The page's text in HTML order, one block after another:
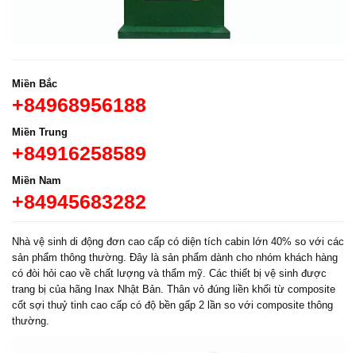
Miền Bắc
+84968956188
Miền Trung
+84916258589
Miền Nam
+84945683282
Nhà vệ sinh di động đơn cao cấp có diện tích cabin lớn 40% so với các
sản phẩm thông thường. Đây là sản phẩm dành cho nhóm khách hàng
có đòi hỏi cao về chất lượng và thẩm mỹ. Các thiết bị vệ sinh được
trang bị của hãng Inax Nhật Bản. Thân vỏ đúng liền khối từ composite
cốt sợi thuỷ tinh cao cấp có độ bền gấp 2 lần so với composite thông
thường.